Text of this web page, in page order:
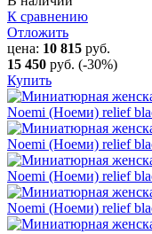
К сравнению
Отложить
цена: 10 815 руб.
15 450 руб. (-30%)
Купить